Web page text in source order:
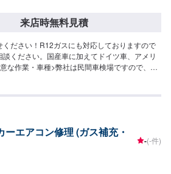
来店時無料見積
ださい！R12ガスにも対応しておりますので
ください。国産車に加えてドイツ車、アメリ
な作業・車種>弊社は民間車検場ですので、車
ております。お問い合わせくださいませ。車種
エアコン修理 (ガス補充・
-(-件)